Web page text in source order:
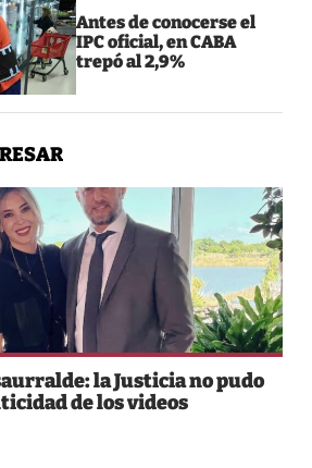
Antes de conocerse el
IPC oficial, en CABA
trepó al 2,9%
la Justicia no pudo
de los videos